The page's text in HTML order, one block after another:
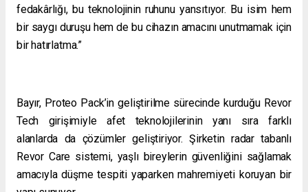
fedakârlığı, bu teknolojinin ruhunu yansıtıyor. Bu isim hem
bir saygı duruşu hem de bu cihazın amacını unutmamak için
bir hatırlatma.”
Bayır, Proteo Pack’in geliştirilme sürecinde kurduğu Revor
Tech girişimiyle afet teknolojilerinin yanı sıra farklı
alanlarda da çözümler geliştiriyor. Şirketin radar tabanlı
Revor Care sistemi, yaşlı bireylerin güvenliğini sağlamak
amacıyla düşme tespiti yaparken mahremiyeti koruyan bir